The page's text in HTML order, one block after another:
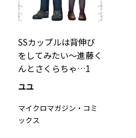
SSカップルは背伸び
をしてみたい～進藤く
んとさくらちゃ…1
ユユ
マイクロマガジン・コミ
ックス